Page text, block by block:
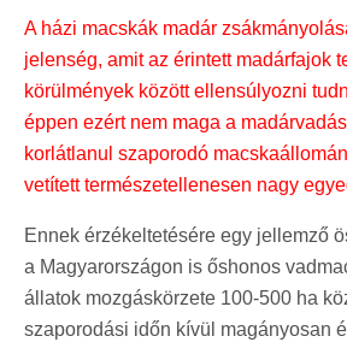
A házi macskák madár
jelenség, amit az érintett madárfajok
körülmények között ellensúlyozni
éppen ezért nem maga a
korlátlanul szaporodó
vetített természetellenesen nagy
Ennek érzékeltetésére egy jellemző
a Magyarországon is őshonos
állatok mozgáskörzete 100-500 ha
szaporodási időn kívül magányosan